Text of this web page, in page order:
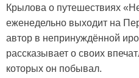
Крылова о путешествиях
еженедельно выходит на
автор в непринуждённой
рассказывает о своих
которых он побывал.